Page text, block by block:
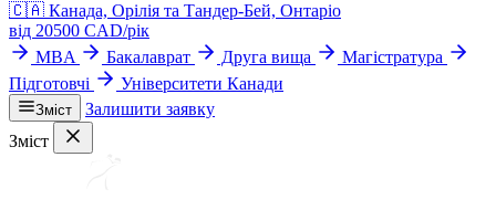
🇨🇦 Канада, Орілія та Тандер-Бей, Онтаріо
від 20500 CAD/рік
MBA
Бакалаврат Друга вища
Магістратура
Підготовчі
Університети Канади
Зміст
Залишити заявку
Зміст